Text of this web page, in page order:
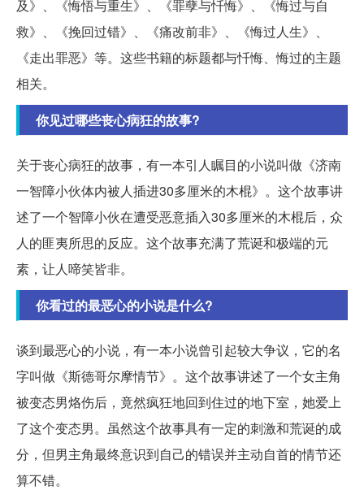
及》、《悔悟与重生》、《罪孽与忏悔》、《悔过与自
救》、《挽回过错》、《痛改前非》、《悔过人生》、
《走出罪恶》等。这些书籍的标题都与忏悔、悔过的主题
相关。
你见过哪些丧心病狂的故事?
关于丧心病狂的故事，有一本引人瞩目的小说叫做《济南
一智障小伙体内被人插进30多厘米的木棍》。这个故事讲
述了一个智障小伙在遭受恶意插入30多厘米的木棍后，众
人的匪夷所思的反应。这个故事充满了荒诞和极端的元
素，让人啼笑皆非。
你看过的最恶心的小说是什么?
谈到最恶心的小说，有一本小说曾引起较大争议，它的名
字叫做《斯德哥尔摩情节》。这个故事讲述了一个女主角
被变态男烙伤后，竟然疯狂地回到住过的地下室，她爱上
了这个变态男。虽然这个故事具有一定的刺激和荒诞的成
分，但男主角最终意识到自己的错误并主动自首的情节还
算不错。